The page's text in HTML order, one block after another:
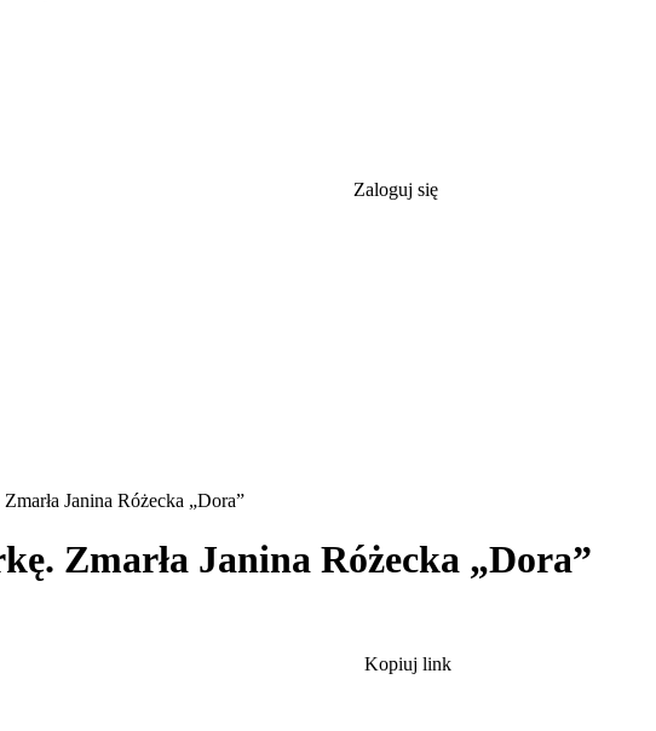
Zaloguj się
Janina Różecka „Dora”
Zmarła Janina Różecka „Dora”
Kopiuj link